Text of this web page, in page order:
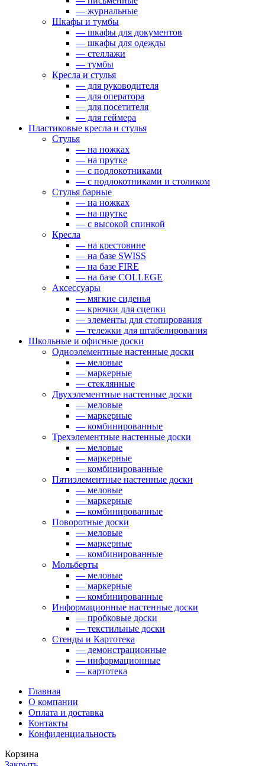
— журнальные
Шкафы и тумбы
— шкафы для документов
— шкафы для одежды
— стеллажи
— тумбы
Кресла и стулья
— для руководителя
— для оператора
— для посетителя
— для геймера
Пластиковые кресла и стулья
Стулья
— на ножках
— на прутке
— с подлокотниками
— с подлокотниками и столиком
Стулья барные
— на ножках
— на прутке
— с высокой спинкой
Кресла
— на крестовине
— на базе SWISS
— на базе FIRE
— на базе COLLEGE
Аксессуары
— мягкие сиденья
— крючки для сцепки
— элементы для стопирования
— тележки для штабелирования
Школьные и офисные доски
Одноэлементные настенные доски
— меловые
— маркерные
— стеклянные
Двухэлементные настенные доски
— меловые
— маркерные
— комбинированные
Трехэлементные настенные доски
— меловые
— маркерные
— комбинированные
Пятиэлементные настенные доски
— меловые
— маркерные
— комбинированные
Поворотные доски
— меловые
— маркерные
— комбинированные
Мольберты
— меловые
— маркерные
— комбинированные
Информационные настенные доски
— пробковые доски
— текстильные доски
Стенды и Картотека
— демонстрационные
— информационные
— картотека
Главная
О компании
Оплата и доставка
Контакты
Конфиденциальность
Корзина